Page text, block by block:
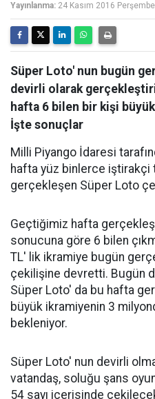
Yayınlanma: 24 Kasım 2016
Süper Loto' nun bugün
devirli olarak
hafta 6 bilen bir kişi
İşte sonuçlar
Milli Piyango İdaresi
hafta yüz binlerce iştirakçi
gerçekleşen Süper Loto
Geçtiğimiz hafta
sonucuna göre 6 bilen
TL' lik ikramiye bugün
çekilişine devretti. Bugün
Süper Loto' da bu hafta
büyük ikramiyenin 3
bekleniyor.
Süper Loto' nun devirli
vatandaş, soluğu şans
54 sayı içerisinde